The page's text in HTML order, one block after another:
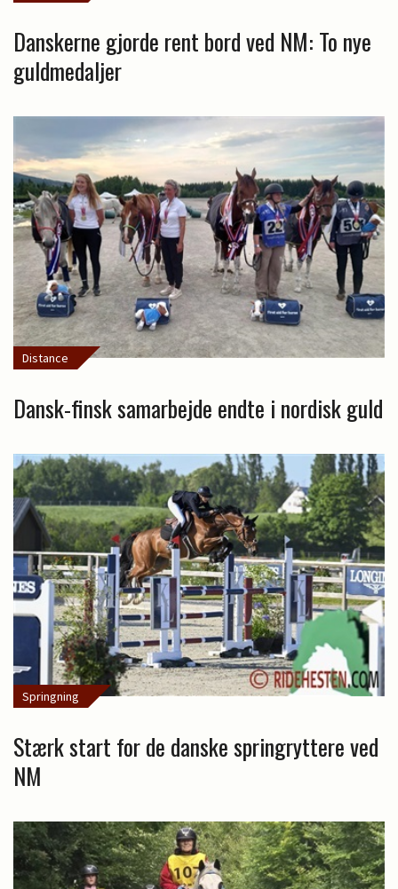
Danskerne gjorde rent bord ved NM: To nye
guldmedaljer
Distance
Dansk-finsk samarbejde endte i nordisk guld
Springning
Stærk start for de danske springryttere ved
NM